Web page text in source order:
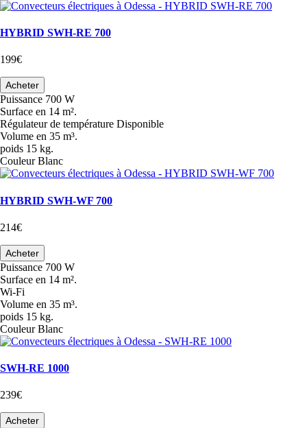
HYBRID SWH-RE 700
199€
Acheter
Puissance 700 W
Surface en 14 m².
Régulateur de température Disponible
Volume en 35 m³.
poids 15 kg.
Couleur Blanc
HYBRID SWH-WF 700
214€
Acheter
Puissance 700 W
Surface en 14 m².
Wi-Fi
Volume en 35 m³.
poids 15 kg.
Couleur Blanc
SWH-RE 1000
239€
Acheter